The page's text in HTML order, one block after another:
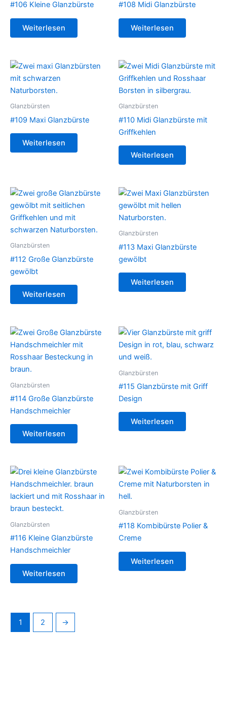
#106 Kleine Glanzbürste
Weiterlesen
#108 Midi Glanzbürste
Weiterlesen
Glanzbürsten
#109 Maxi Glanzbürste
Weiterlesen
Glanzbürsten
#110 Midi Glanzbürste mit
Griffkehlen
Weiterlesen
Glanzbürsten
#112 Große Glanzbürste
gewölbt
Weiterlesen
Glanzbürsten
#113 Maxi Glanzbürste
gewölbt
Weiterlesen
Glanzbürsten
#114 Große Glanzbürste
Handschmeichler
Weiterlesen
Glanzbürsten
#115 Glanzbürste mit Griff
Design
Weiterlesen
Glanzbürsten
#116 Kleine Glanzbürste
Handschmeichler
Weiterlesen
Glanzbürsten
#118 Kombibürste Polier &
Creme
Weiterlesen
1 2 →